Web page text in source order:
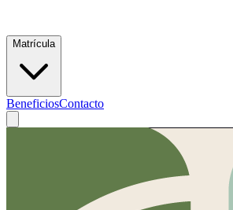
Matrícula
BeneficiosContacto